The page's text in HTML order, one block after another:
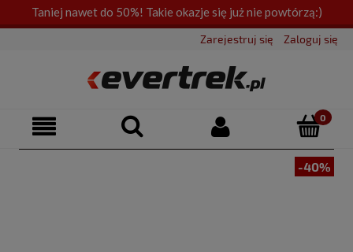
Taniej nawet do 50%! Takie okazje się już nie powtórzą:)
Zarejestruj się Zaloguj się
-40%